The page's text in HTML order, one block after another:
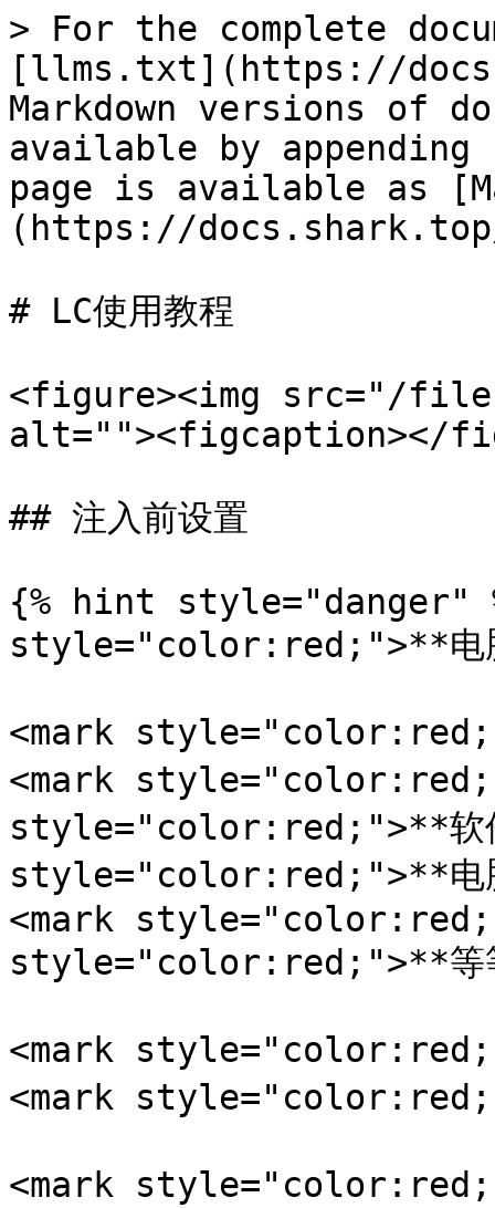
> For the complete
[llms.txt](https://
Markdown versions of
available by
page is available as
(https://
# LC使用教程
<figure><img src="/files/
alt=""><figcaption></
## 注入前设置
{% hint style="danger"
style="color:red;">**电
<mark
<mark
style="color:red;">**软
style="color:red;">**电
<mark
style="color:red;">**等
<mark
<mark
<mark